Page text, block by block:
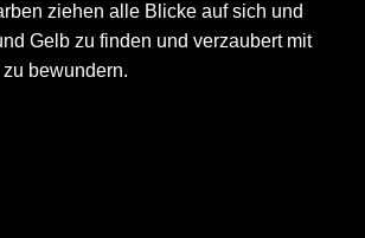
ziehen alle Blicke auf sich und
Gelb zu finden und verzaubert mit
bewundern.